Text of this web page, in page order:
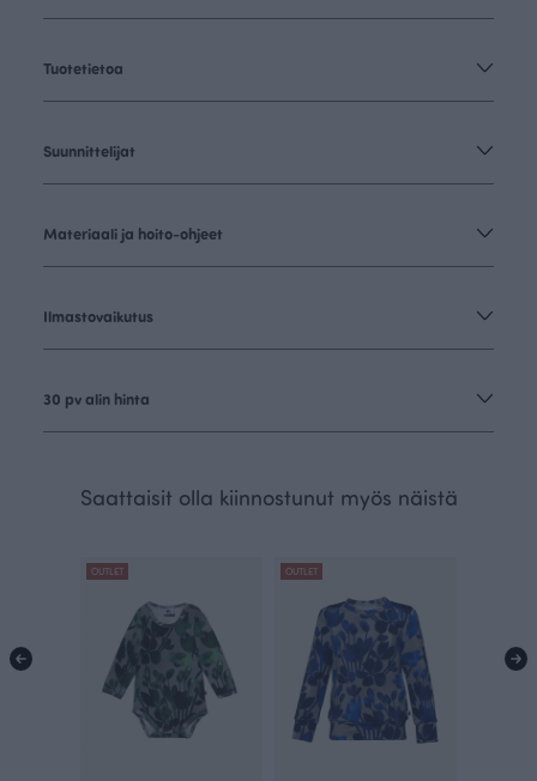
Tuotetietoa
Suunnittelijat
Materiaali ja hoito-ohjeet
Ilmastovaikutus
30 pv alin hinta
Saattaisit olla kiinnostunut myös näistä
OUTLET OUTLET